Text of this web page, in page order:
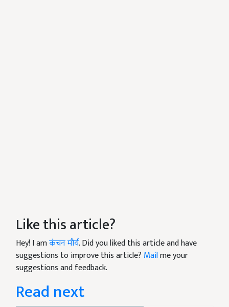
Like this article?
Hey! I amकंचन मौर्य. Did you liked this article and have
suggestions to improve this article? Mailme your
suggestions and feedback.
Read next